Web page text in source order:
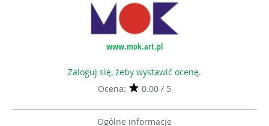
www.mok.art.pl
Zaloguj się, żeby wystawić ocenę.
Ocena:
0.00 / 5
Ogólne informacje